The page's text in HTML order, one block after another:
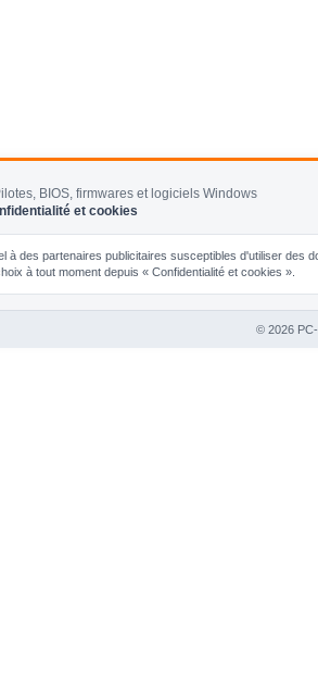
BIOS, firmwares et logiciels Windows
et cookies
à des partenaires publicitaires susceptibles d'utiliser
à tout moment depuis « Confidentialité et cookies ».
© 2026